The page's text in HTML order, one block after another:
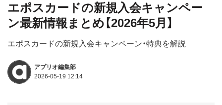
エポスカードの新規入会キャンペー
ン最新情報まとめ【2026年5月】
エポスカードの新規入会キャンペーン・特典を解説
アプリオ編集部
2026-05-19 12:14